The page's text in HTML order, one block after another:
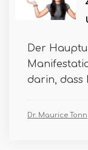
Der
darin, dass
Dr. Maurice Tonn